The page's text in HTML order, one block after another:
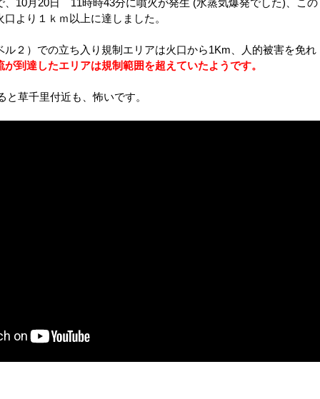
10月20日 11時時43分に噴火が発生 (水蒸気爆発でした)、この
より１ｋｍ以上に達しました。
ル２）での立ち入り規制エリアは火口から1Km、人的被害を免れ
が到達したエリアは規制範囲を超えていたようです。
と草千里付近も、怖いです。